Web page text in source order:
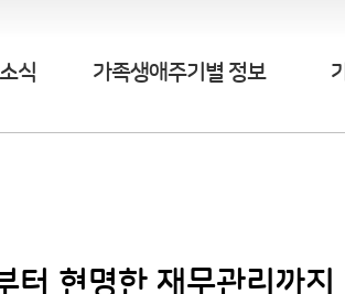
식 가족생애주기별 정보
터 현명한 재무관리까